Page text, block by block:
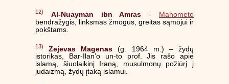
12) Al-Nuayman ibn Amras -
Mahometo
bendražygis, linksmas žmogus, greitas sąmojui ir
pokštams.
13) Zejevas Magenas (g. 1964 m.) – žydų
istorikas, Bar-Ilan’o un-to prof. Jis rašo apie
islamą, šiuolaikinį Iraną, musulmonų požiūrį į
judaizmą, žydų įtaką islamui.